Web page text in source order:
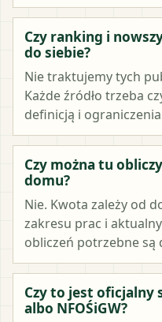
Czy ranking i
do siebie?
Nie traktujemy tych
Każde źródło trzeba
definicją i
Czy można tu
domu?
Nie. Kwota zależy od
zakresu prac i
obliczeń potrzebne
Czy to jest oficjalny
albo NFOŚiGW?